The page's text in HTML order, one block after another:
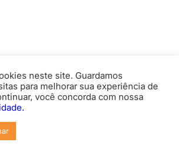
IA
neste site. Guardamos
para melhorar sua experiência de
você concorda com nossa